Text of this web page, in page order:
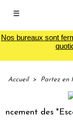
☰
Nos bureaux sont
Accueil > Partez en
des